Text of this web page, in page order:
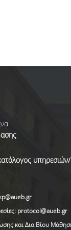
υπηρεσιών/
protocol@aueb.gr
και Δια Βίου